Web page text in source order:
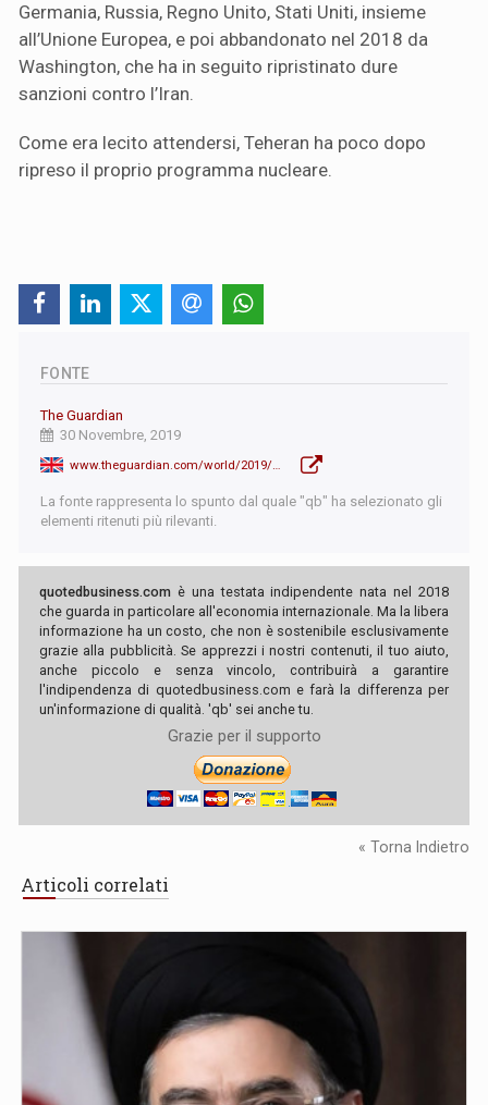
Germania, Russia, Regno Unito, Stati Uniti, insieme
all’Unione Europea, e poi abbandonato nel 2018 da
Washington, che ha in seguito ripristinato dure
sanzioni contro l’Iran.
Come era lecito attendersi, Teheran ha poco dopo
ripreso il proprio programma nucleare.
FONTE
The Guardian
30 Novembre, 2019
La fonte rappresenta lo spunto dal quale "qb" ha selezionato gli
elementi ritenuti più rilevanti.
quotedbusiness.com è una testata indipendente nata nel 2018
che guarda in particolare all'economia internazionale. Ma la libera
informazione ha un costo, che non è sostenibile esclusivamente
grazie alla pubblicità. Se apprezzi i nostri contenuti, il tuo aiuto,
anche piccolo e senza vincolo, contribuirà a garantire
l'indipendenza di quotedbusiness.com e farà la differenza per
un'informazione di qualità. 'qb' sei anche tu.
Grazie per il supporto
« Torna Indietro
Articoli correlati